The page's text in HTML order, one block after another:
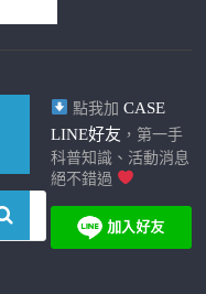
點我加 CASE
LINE好友 ，第一手
科普知識、活動消息
絕不錯過